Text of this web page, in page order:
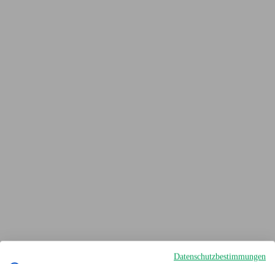
Datenschutzbestimmungen